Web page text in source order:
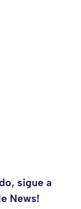
sigue a
News!